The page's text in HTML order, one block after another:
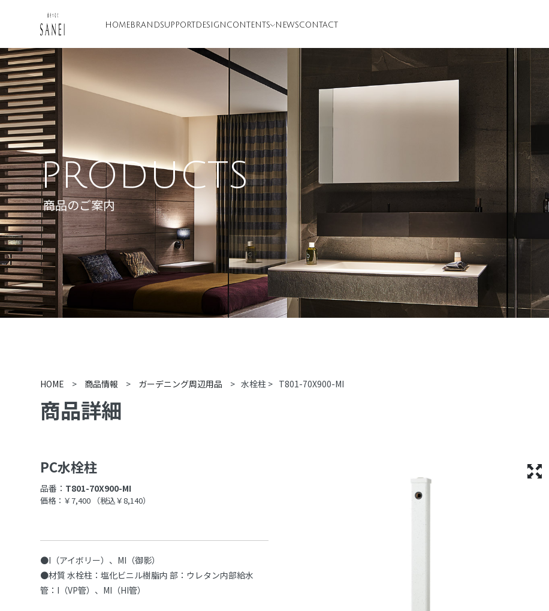
HOME BRANDSUPPORT DESIGN CONTENTS NEWSCONTACT
PRODUCTS
商品のご案内
HOME > 商品情報 > ガーデニング周辺用品 > 水栓柱 > T801-70X900-MI
商品詳細
PC水栓柱
品番： T801-70X900-MI
価格：￥7,400 （税込￥8,140）
●I（アイボリー）、MI（御影）
●材質 水栓柱：塩化ビニル樹脂内 部：ウレタン内部給水
管：I（VP管）、MI（HI管）